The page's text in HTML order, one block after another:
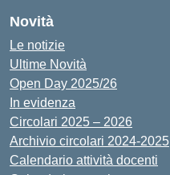
Novità
Le notizie
Ultime Novità
Open Day 2025/26
In evidenza
Circolari 2025 – 2026
Archivio circolari 2024-2025
Calendario attività docenti